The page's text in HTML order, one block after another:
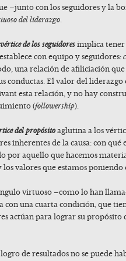
–junto con los seguidores y la
del liderazgo.
vértice de los seguidores implica tener
con equipo y seguidores:
una relación de afiliciación
conductas. El valor del
esta relación, y no hay
(followership).
del propósitoaglutina a los
inherentes de la causa: con
por aquello que hacemos
valores que estamos poniendo
virtuoso –como lo han
con una cuarta condición, que
actúan para lograr su
de resultados no se puede